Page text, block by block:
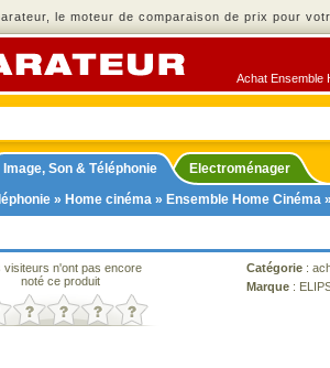
le moteur de comparaison de prix pour
Achat Ensemble
Image, Son & Téléphonie
Electroménager
» Home cinéma » Ensemble Home Cinéma
visiteurs n'ont pas encore
noté ce produit
Catégorie :
Marque :